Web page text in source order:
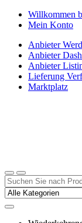
Navigation
Zum
Inhalt
Willkommen
Mein Konto
Anbieter
Anbieter
Anbieter
Lieferung
Marktplatz
Suchen
nach: